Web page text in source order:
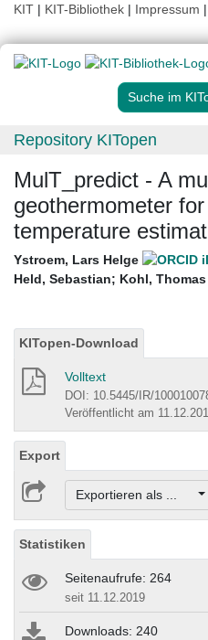
KIT | KIT-Bibliothek | Impressum |
Suche im
Repository KITopen
MulT_predict - A
geothermometer
temperature
Ystroem, Lars Helge
Held, Sebastian; Kohl, Thomas
KITopen-Download
Volltext
DOI: 10.5445/IR/
Veröffentlicht am
Export
Exportieren als ...
Statistiken
Seitenaufrufe: 264
seit 11.12.2019
Downloads: 240